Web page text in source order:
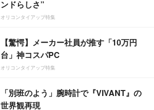
ンドらしさ”
オリコンタイアップ特集
【驚愕】メーカー社員が推す「10万円
台」神コスパPC
オリコンタイアップ特集
「別班のよう」腕時計で『VIVANT』の
世界観再現